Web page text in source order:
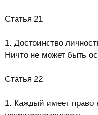
Статья 21
1. Достоинство
Ничто не может быть
Статья 22
1. Каждый имеет право